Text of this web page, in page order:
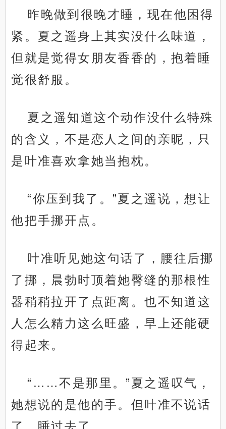
昨晚做到很晚才睡，现在他困得
紧。夏之遥身上其实没什么味道，
但就是觉得女朋友香香的，抱着睡
觉很舒服。
夏之遥知道这个动作没什么特殊
的含义，不是恋人之间的亲昵，只
是叶准喜欢拿她当抱枕。
“你压到我了。”夏之遥说，想让
他把手挪开点。
叶准听见她这句话了，腰往后挪
了挪，晨勃时顶着她臀缝的那根性
器稍稍拉开了点距离。也不知道这
人怎么精力这么旺盛，早上还能硬
得起来。
“……不是那里。”夏之遥叹气，
她想说的是他的手。但叶准不说话
了，睡过去了。